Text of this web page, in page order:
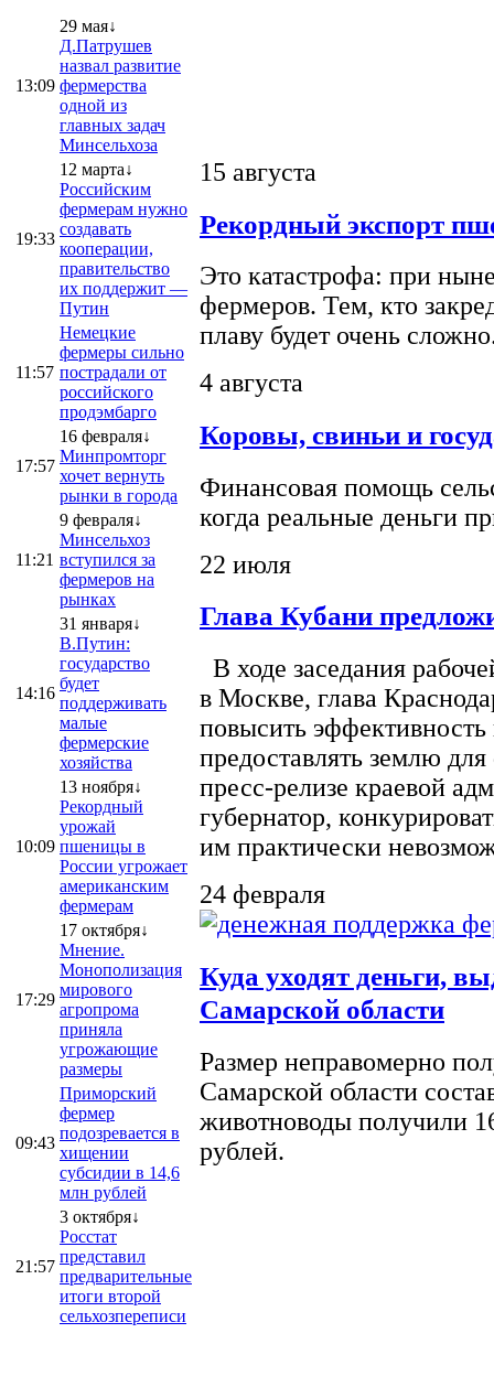
13:09
29 мая↓
Д.Патрушев
назвал развитие
фермерства
одной из
главных задач
Минсельхоза
19:33
12 марта↓
Российским
фермерам нужно
создавать
кооперации,
правительство
их поддержит —
Путин
11:57
Немецкие
фермеры сильно
пострадали от
российского
продэмбарго
17:57
16 февраля↓
Минпромторг
хочет вернуть
рынки в города
11:21
9 февраля↓
Минсельхоз
вступился за
фермеров на
рынках
14:16
31 января↓
В.Путин:
государство
будет
поддерживать
малые
фермерские
хозяйства
10:09
13 ноября↓
Рекордный
урожай
пшеницы в
России угрожает
американским
фермерам
17:29
17 октября↓
Мнение.
Монополизация
мирового
агропрома
приняла
угрожающие
размеры
09:43
Приморский
фермер
подозревается в
хищении
субсидии в 14,6
млн рублей
21:57
3 октября↓
Росстат
представил
предварительные
итоги второй
сельхозпереписи
15 августа
Рекордный экспорт
Это катастрофа: при
фермеров. Тем, кто
плаву будет очень
4 августа
Коровы, свиньи и
Финансовая помощь
когда реальные деньги
22 июля
Глава Кубани
В ходе заседания
в Москве, глава
повысить эффективность
предоставлять землю
пресс-релизе краевой
губернатор,
им практически
24 февраля
Куда уходят деньги,
Самарской области
Размер неправомерно
Самарской области
животноводы получили
рублей.